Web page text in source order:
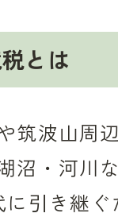
とは
筑波山周
沼・河川
引き継ぐ